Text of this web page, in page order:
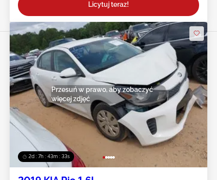
Licytuj teraz!
2d : 7h : 43m : 30s
Przesuń w prawo, aby zobaczyć
więcej zdjęć